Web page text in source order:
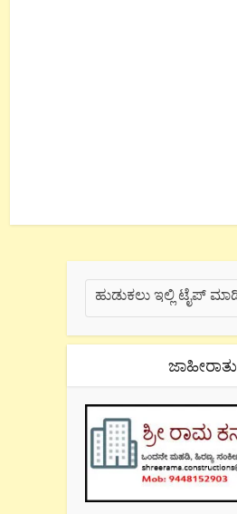
ಜಾಹೀರಾತು